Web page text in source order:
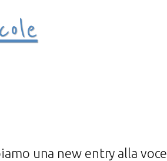
una new entry alla voce